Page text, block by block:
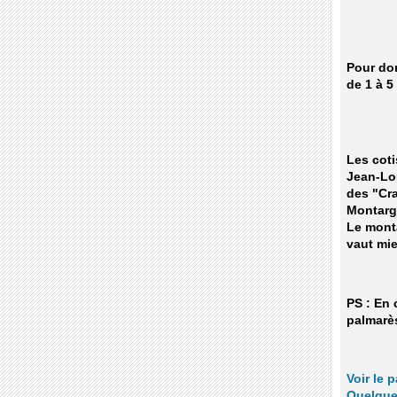
Pour
de 1 à 5
Les
Jean-
des
Le
vaut
PS :
Voir le